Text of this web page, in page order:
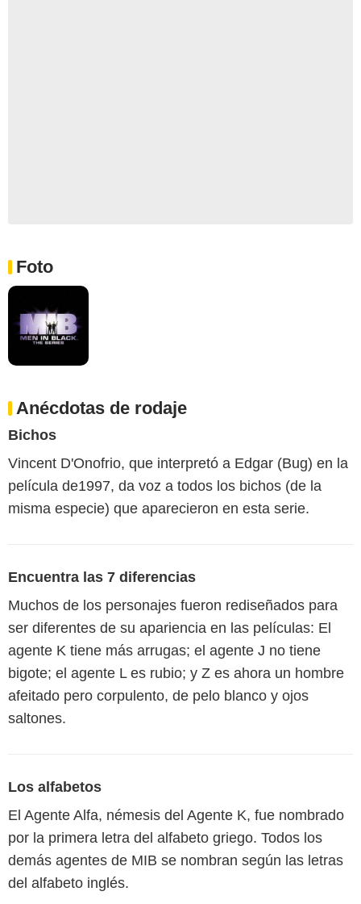
Foto
Anécdotas de rodaje
Bichos
Vincent D'Onofrio, que interpretó a Edgar (Bug) en la
película de1997, da voz a todos los bichos (de la
misma especie) que aparecieron en esta serie.
Encuentra las 7 diferencias
Muchos de los personajes fueron rediseñados para
ser diferentes de su apariencia en las películas: El
agente K tiene más arrugas; el agente J no tiene
bigote; el agente L es rubio; y Z es ahora un hombre
afeitado pero corpulento, de pelo blanco y ojos
saltones.
Los alfabetos
El Agente Alfa, némesis del Agente K, fue nombrado
por la primera letra del alfabeto griego. Todos los
demás agentes de MIB se nombran según las letras
del alfabeto inglés.